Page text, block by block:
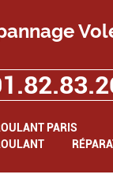
PARIS